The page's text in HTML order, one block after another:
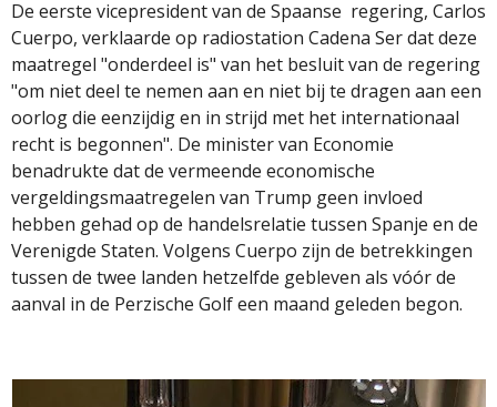
De eerste vicepresident van de Spaanse regering, Carlos
Cuerpo, verklaarde op radiostation Cadena Ser dat deze
maatregel "onderdeel is" van het besluit van de regering
"om niet deel te nemen aan en niet bij te dragen aan een
oorlog die eenzijdig en in strijd met het internationaal
recht is begonnen". De minister van Economie
benadrukte dat de vermeende economische
vergeldingsmaatregelen van Trump geen invloed
hebben gehad op de handelsrelatie tussen Spanje en de
Verenigde Staten. Volgens Cuerpo zijn de betrekkingen
tussen de twee landen hetzelfde gebleven als vóór de
aanval in de Perzische Golf een maand geleden begon.